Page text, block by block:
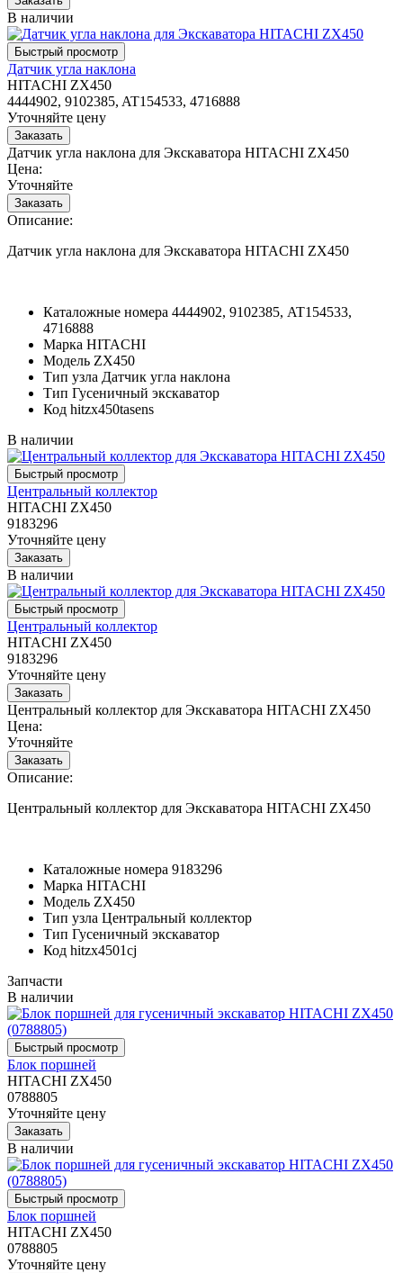
В наличии
Датчик угла наклона
HITACHI ZX450
4444902, 9102385, AT154533, 4716888
Уточняйте цену
Датчик угла наклона для Экскаватора HITACHI ZX450
Цена:
Уточняйте
Описание:
Датчик угла наклона для Экскаватора HITACHI ZX450
Каталожные номера 4444902, 9102385, AT154533,
4716888
Марка HITACHI
Модель ZX450
Тип узла Датчик угла наклона
Тип Гусеничный экскаватор
Код hitzx450tasens
В наличии
Центральный коллектор
HITACHI ZX450
9183296
Уточняйте цену
В наличии
Центральный коллектор
HITACHI ZX450
9183296
Уточняйте цену
Центральный коллектор для Экскаватора HITACHI ZX450
Цена:
Уточняйте
Описание:
Центральный коллектор для Экскаватора HITACHI ZX450
Каталожные номера 9183296
Марка HITACHI
Модель ZX450
Тип узла Центральный коллектор
Тип Гусеничный экскаватор
Код hitzx4501cj
Запчасти
В наличии
Блок поршней
HITACHI ZX450
0788805
Уточняйте цену
В наличии
Блок поршней
HITACHI ZX450
0788805
Уточняйте цену